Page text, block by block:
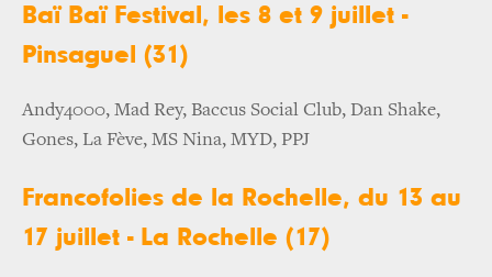
Baï Baï Festival, les 8 et 9 juillet -
Pinsaguel (31)
Andy4000, Mad Rey, Baccus Social Club, Dan Shake,
Gones, La Fève, MS Nina, MYD, PPJ
Francofolies de la Rochelle, du 13 au
17 juillet - La Rochelle (17)